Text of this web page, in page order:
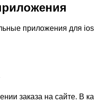
приложения для
заказа на сайте. В